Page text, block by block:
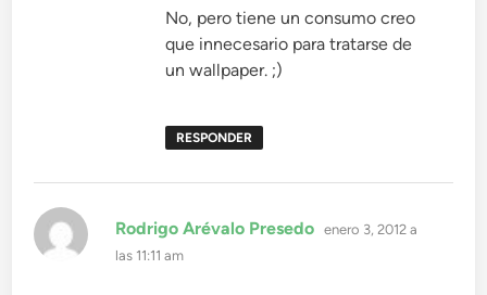
No, pero tiene un consumo creo
que innecesario para tratarse de
un wallpaper. ;)
RESPONDER
Rodrigo Arévalo Presedo dice:
enero 3, 2012 a
las 11:11 am